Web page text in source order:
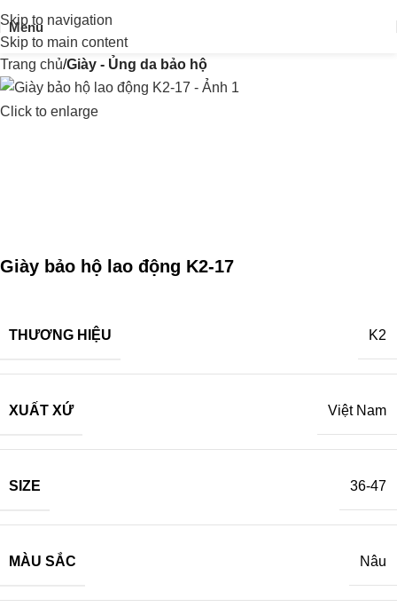
Skip to navigation
Skip to main content
Menu
Trang chủ Giày - Ủng da bảo hộ
Click to enlarge
Giày bảo hộ lao động K2-17
THƯƠNG HIỆU K2
XUẤT XỨ Việt Nam
SIZE 36-47
MÀU SẮC Nâu